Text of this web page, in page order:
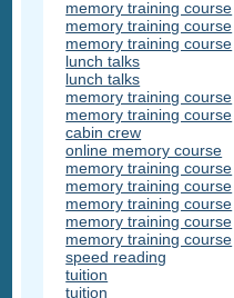
memory training course
memory training course
memory training course
lunch talks
lunch talks
memory training course
memory training course
cabin crew
online memory course
memory training course
memory training course
memory training course
memory training course
memory training course
speed reading
tuition
tuition